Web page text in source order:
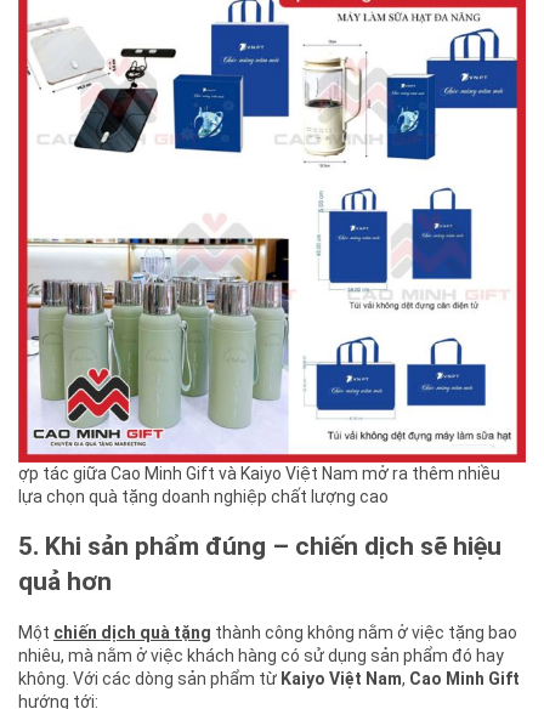
ợp tác giữa Cao Minh Gift và Kaiyo Việt Nam mở ra thêm nhiều
lựa chọn quà tặng doanh nghiệp chất lượng cao
5. Khi sản phẩm đúng – chiến dịch sẽ hiệu
quả hơn
Một chiến dịch quà tặng thành công không nằm ở việc tặng bao
nhiêu, mà nằm ở việc khách hàng có sử dụng sản phẩm đó hay
không. Với các dòng sản phẩm từ Kaiyo Việt Nam, Cao Minh Gift
hướng tới: